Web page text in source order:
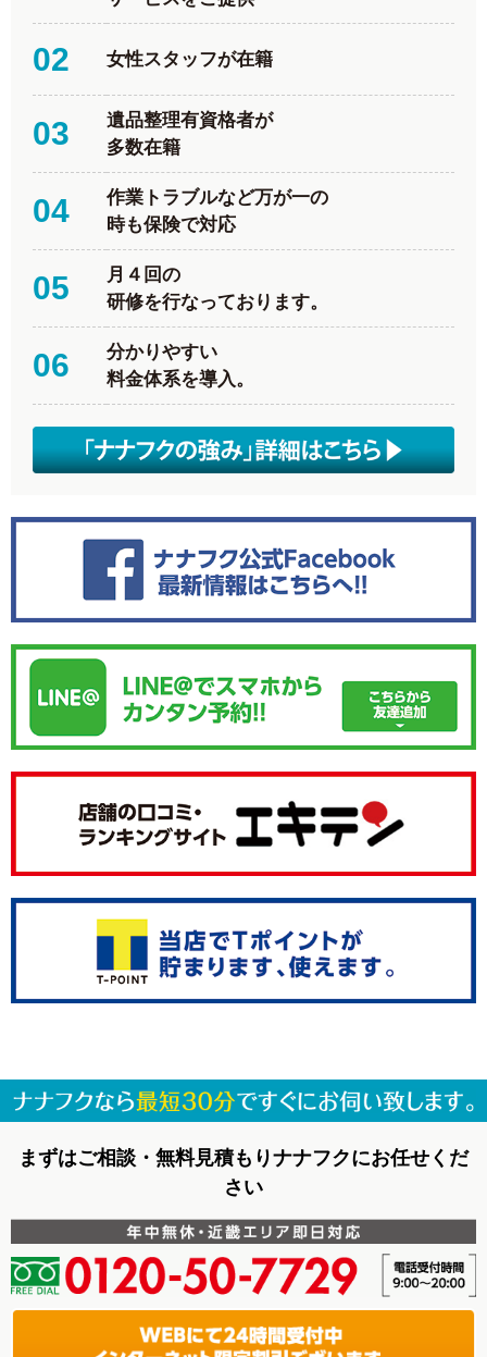
02 女性スタッフが在籍
03
遺品整理有資格者が
多数在籍
04
作業トラブルなど万が一の
時も保険で対応
05
月４回の
研修を行なっております。
06
分かりやすい
料金体系を導入。
まずはご相談・無料見積もりナナフクにお任せくだ
さい